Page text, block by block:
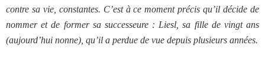
contre sa vie, constantes. C’est à ce moment précis qu’il décide de
nommer et de former sa successeure : Liesl, sa fille de vingt ans
(aujourd’hui nonne), qu’il a perdue de vue depuis plusieurs années.